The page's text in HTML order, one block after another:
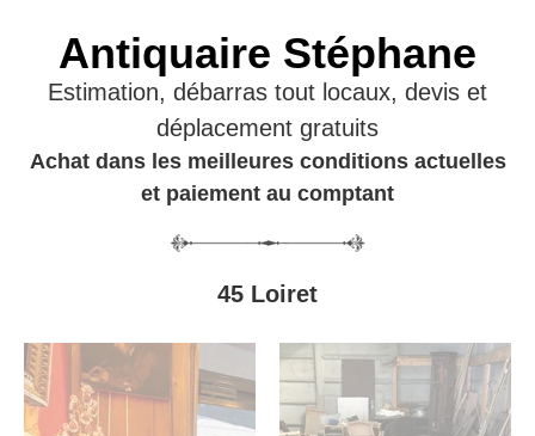
Antiquaire Stéphane
Estimation, débarras tout locaux, devis et
déplacement gratuits
Achat dans les meilleures conditions actuelles
et paiement au comptant
45 Loiret